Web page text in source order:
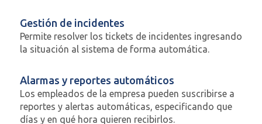
Gestión de incidentes
Permite resolver los tickets de incidentes ingresando
la situación al sistema de forma automática.
Alarmas y reportes automáticos
Los empleados de la empresa pueden suscribirse a
reportes y alertas automáticas, especificando que
días y en qué hora quieren recibirlos.